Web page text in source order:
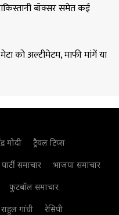
बॉक्सर समेत कई
मेटा को अल्टीमेटम, माफी मांगें या
मोदी
ट्रैवल टिप्स
समाचार
भाजपा समाचार
फुटबॉल समाचार
राहुल गांधी
रेसिपी